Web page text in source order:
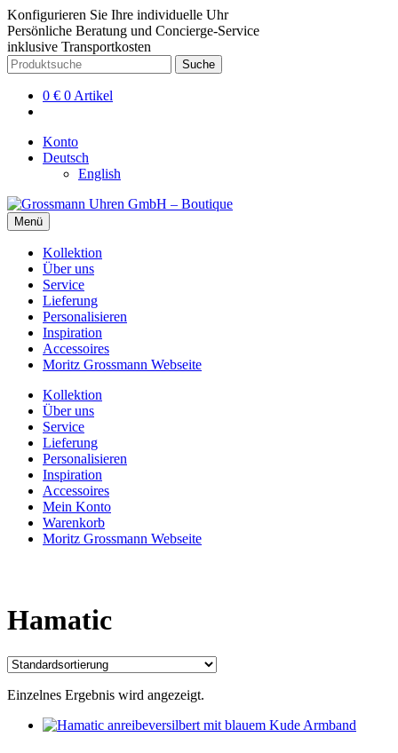
Konfigurieren Sie Ihre individuelle Uhr
Persönliche Beratung und Concierge-Service
inklusive Transportkosten
Zur
Navigation
springen
Zum
Inhalt
springen
Suche
nach:
Suche
0 € 0 Artikel
Konto
Deutsch
English
Menü
Kollektion
Über uns
Service
Lieferung
Personalisieren
Inspiration
Accessoires
Moritz Grossmann Webseite
Kollektion
Über uns
Service
Lieferung
Personalisieren
Inspiration
Accessoires
Mein Konto
Warenkorb
Moritz Grossmann Webseite
Hamatic
Einzelnes Ergebnis wird angezeigt.